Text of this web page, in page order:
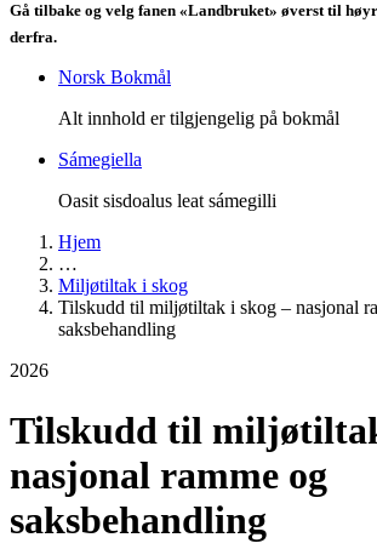
Gå tilbake og velg fanen «Landbruket» øverst til
derfra.
Norsk Bokmål
Alt innhold er tilgjengelig på bokmål
Sámegiella
Oasit sisdoalus leat sámegilli
Hjem
…
Miljøtiltak i skog
Tilskudd til miljøtiltak i skog – nasjonal
saksbehandling
2026
Tilskudd til
nasjonal ramme og
saksbehandling